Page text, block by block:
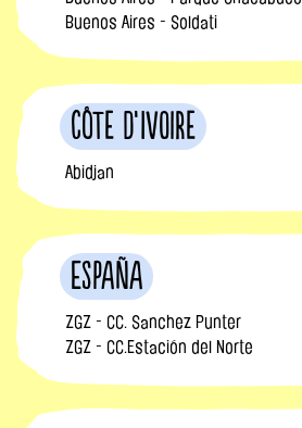
Buenos Aires - Soldati
Côte d’Ivoire
Abidjan
España
ZGZ - CC. Sanchez Punter
ZGZ - CC.Estación del Norte